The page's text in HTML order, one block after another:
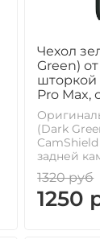
Чехол
Green)
шторкой
Pro Max,
(Dark
задней
1320 руб
1250